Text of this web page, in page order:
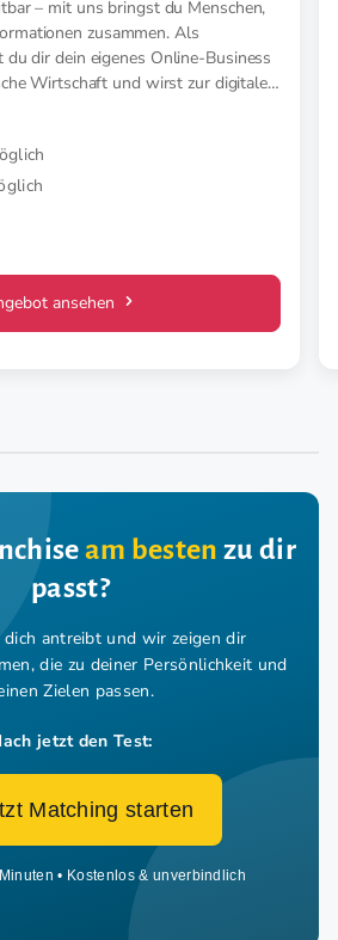
– mit uns bringst du Menschen,
zusammen. Als
du dir dein eigenes Online-Business
Wirtschaft und wirst zur digitalen
ansehen
am besten zu dir
passt?
antreibt und wir zeigen dir
die zu deiner Persönlichkeit und
Zielen passen.
jetzt den Test:
Matching starten
• Kostenlos & unverbindlich